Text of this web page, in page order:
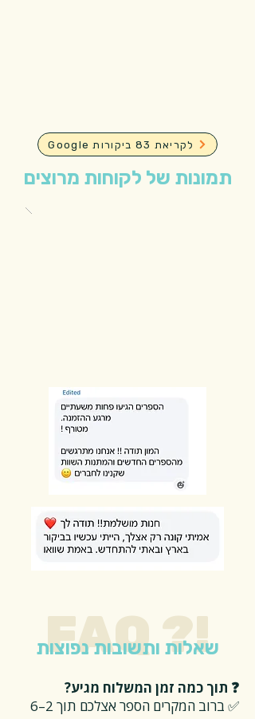
Google לקריאת 83 ביקורות
תמונות של לקוחות מרוצים
FAQ ?!
שאלות ותשובות נפוצות
❓ תוך כמה זמן המשלוח מגיע?
✅ ברוב המקרים הספר אצלכם תוך 2–6